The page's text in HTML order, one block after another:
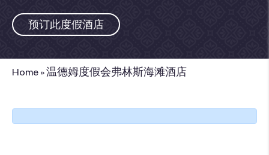
预订此度假酒店
Home »温德姆度假会弗林斯海滩酒店